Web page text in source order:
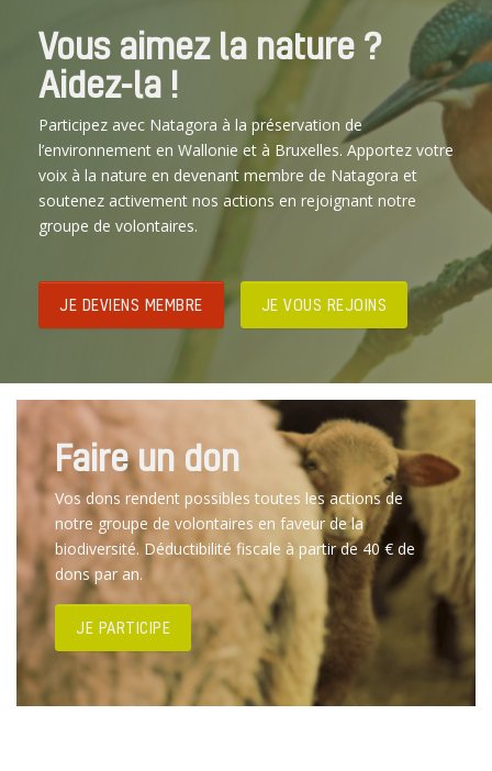
Vous aimez la nature ?
Aidez-la !
Participez avec Natagora à la préservation de
l’environnement en Wallonie et à Bruxelles. Apportez votre
voix à la nature en devenant membre de Natagora et
soutenez activement nos actions en rejoignant notre
groupe de volontaires.
JE DEVIENS MEMBRE JE VOUS REJOINS
Faire un don
Vos dons rendent possibles toutes les actions de
notre groupe de volontaires en faveur de la
biodiversité. Déductibilité fiscale à partir de 40 € de
dons par an.
JE PARTICIPE